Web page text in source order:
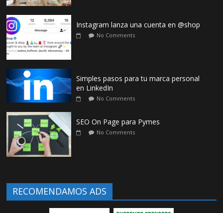
Instagram lanza una cuenta en @shop
No Comments
Simples pasos para tu marca personal
en LinkedIn
No Comments
SEO On Page para Pymes
No Comments
RECOMENDAMOS ADS